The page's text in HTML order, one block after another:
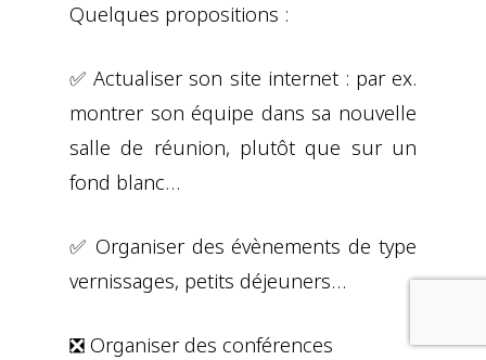
Quelques propositions :
✅ Actualiser son site internet : par ex.
montrer son équipe dans sa nouvelle
salle de réunion, plutôt que sur un
fond blanc…
✅ Organiser des évènements de type
vernissages, petits déjeuners…
❎ Organiser des conférences